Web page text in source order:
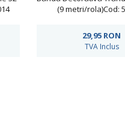
(9 metri/rola)Cod:
29,95 RON
TVA Inclus